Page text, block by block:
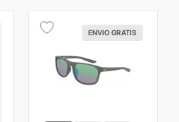
ENVIO GRATIS